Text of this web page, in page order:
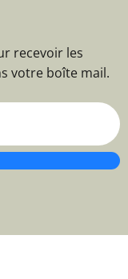
recevoir les
votre boîte mail.